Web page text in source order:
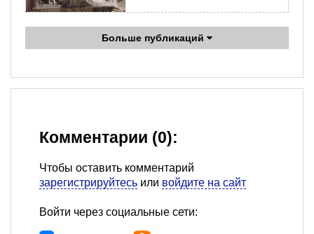
Больше публикаций
Комментарии (0):
Чтобы оставить комментарий
зарегистрируйтесь или войдите на сайт
Войти через социальные сети: